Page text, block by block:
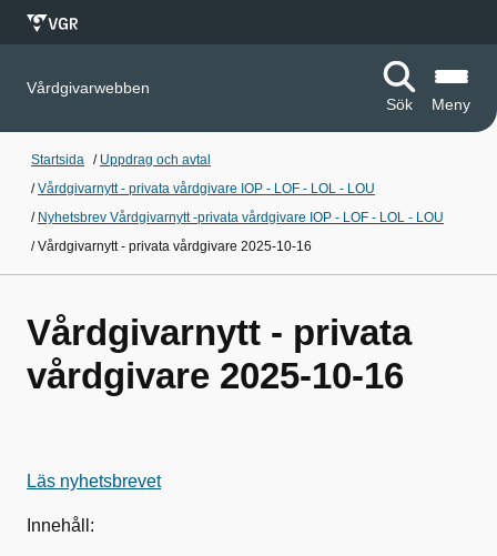
Vårdgivarwebben
Sök
Meny
Startsida / Uppdrag och avtal
/Vårdgivarnytt - privata vårdgivare IOP - LOF - LOL - LOU
/ Nyhetsbrev Vårdgivarnytt -privata vårdgivare IOP - LOF - LOL - LOU
/Vårdgivarnytt - privata vårdgivare 2025-10-16
Vårdgivarnytt - privata
vårdgivare 2025-10-16
Läs nyhetsbrevet
Innehåll: